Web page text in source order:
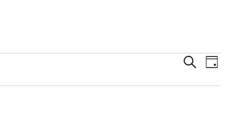
Recherche
et
RechercheNavigation
Jour